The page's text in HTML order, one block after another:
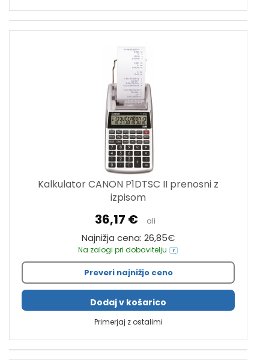
Kalkulator CANON P1DTSC II prenosni z
izpisom
36,17 € ali
Najnižja cena: 26,85€
Na zalogi pri dobavitelju
Preveri najnižjo ceno
Dodaj v košarico
Primerjaj z ostalimi